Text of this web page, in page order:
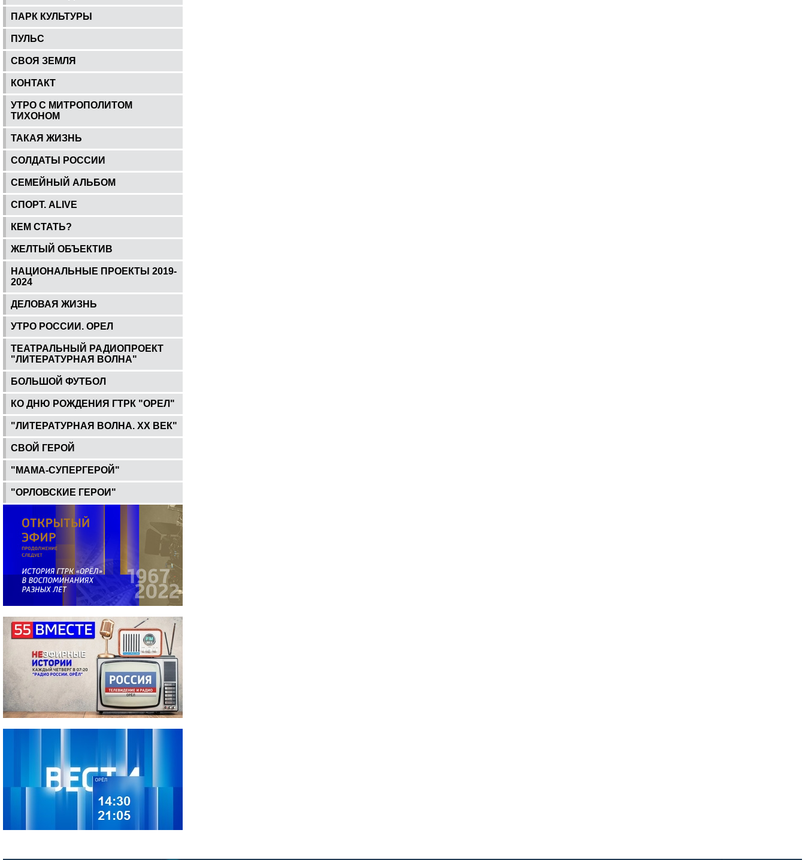
ПАРК КУЛЬТУРЫ
ПУЛЬС
СВОЯ ЗЕМЛЯ
КОНТАКТ
УТРО С МИТРОПОЛИТОМ
ТИХОНОМ
ТАКАЯ ЖИЗНЬ
СОЛДАТЫ РОССИИ
СЕМЕЙНЫЙ АЛЬБОМ
СПОРТ. ALIVE
КЕМ СТАТЬ?
ЖЕЛТЫЙ ОБЪЕКТИВ
НАЦИОНАЛЬНЫЕ ПРОЕКТЫ 2019-
2024
ДЕЛОВАЯ ЖИЗНЬ
УТРО РОССИИ. ОРЕЛ
ТЕАТРАЛЬНЫЙ РАДИОПРОЕКТ
"ЛИТЕРАТУРНАЯ ВОЛНА"
БОЛЬШОЙ ФУТБОЛ
КО ДНЮ РОЖДЕНИЯ ГТРК "ОРЕЛ"
"ЛИТЕРАТУРНАЯ ВОЛНА. ХХ ВЕК"
СВОЙ ГЕРОЙ
"МАМА-СУПЕРГЕРОЙ"
"ОРЛОВСКИЕ ГЕРОИ"